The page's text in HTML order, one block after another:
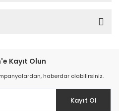
Kayıt Olun
haberdar olabilirsiniz.
Kayıt Ol